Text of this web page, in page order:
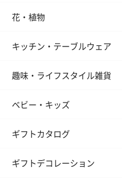
花・植物
キッチン・テーブルウェア
趣味・ライフスタイル雑貨
ベビー・キッズ
ギフトカタログ
ギフトデコレーション